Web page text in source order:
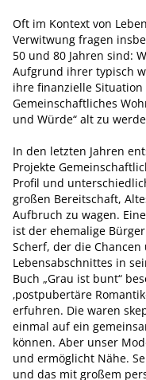
Oft im Kontext von
Verwitwung fragen
50 und 80 Jahren sind:
Aufgrund ihrer typisch
ihre finanzielle
Gemeinschaftliches
und Würde“ alt zu
In den letzten Jahren
Projekte
Profil und
großen Bereitschaft,
Aufbruch zu wagen.
ist der ehemalige
Scherf, der die
Lebensabschnittes in
Buch „Grau ist bunt“
‚postpubertäre
erfuhren. Die waren
einmal auf ein
können. Aber unser
und ermöglicht Nähe.
und das mit großem